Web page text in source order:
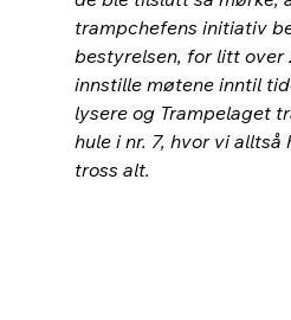
trampchefens initiativ
bestyrelsen, for litt over
innstille møtene inntil
lysere og Trampelaget
hule i nr. 7, hvor vi
tross alt.